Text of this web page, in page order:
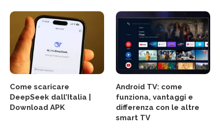
Come scaricare
DeepSeek dall’Italia |
Download APK
Android TV: come
funziona, vantaggi e
differenza con le altre
smart TV